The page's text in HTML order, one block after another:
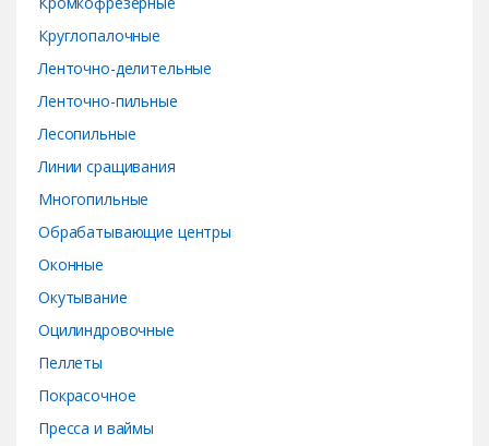
Круглопалочные
Ленточно-делительные
Ленточно-пильные
Лесопильные
Линии сращивания
Многопильные
Обрабатывающие центры
Оконные
Окутывание
Оцилиндровочные
Пеллеты
Покрасочное
Пресса и ваймы